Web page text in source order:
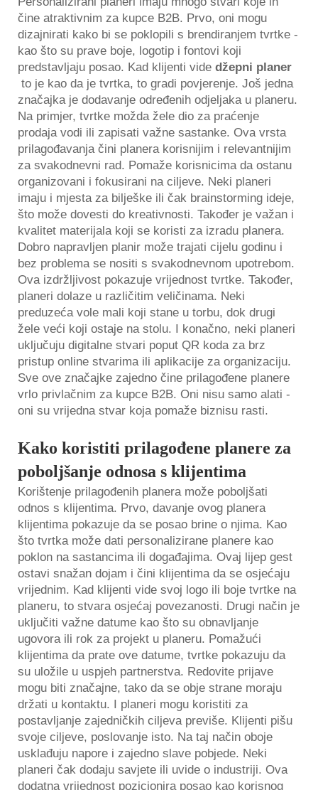
čine atraktivnim za kupce B2B. Prvo, oni mogu
dizajnirati kako bi se poklopili s brendiranjem tvrtke -
kao što su prave boje, logotip i fontovi koji
predstavljaju posao. Kad klijenti vide džepni planer
to je kao da je tvrtka, to gradi povjerenje. Još jedna
značajka je dodavanje određenih odjeljaka u planeru.
Na primjer, tvrtke možda žele dio za praćenje
prodaja vodi ili zapisati važne sastanke. Ova vrsta
prilagođavanja čini planera korisnijim i relevantnijim
za svakodnevni rad. Pomaže korisnicima da ostanu
organizovani i fokusirani na ciljeve. Neki planeri
imaju i mjesta za bilješke ili čak brainstorming ideje,
što može dovesti do kreativnosti. Također je važan i
kvalitet materijala koji se koristi za izradu planera.
Dobro napravljen planir može trajati cijelu godinu i
bez problema se nositi s svakodnevnom upotrebom.
Ova izdržljivost pokazuje vrijednost tvrtke. Također,
planeri dolaze u različitim veličinama. Neki
preduzeća vole mali koji stane u torbu, dok drugi
žele veći koji ostaje na stolu. I konačno, neki planeri
uključuju digitalne stvari poput QR koda za brz
pristup online stvarima ili aplikacije za organizaciju.
Sve ove značajke zajedno čine prilagođene planere
vrlo privlačnim za kupce B2B. Oni nisu samo alati -
oni su vrijedna stvar koja pomaže biznisu rasti.
Kako koristiti prilagođene planere za
poboljšanje odnosa s klijentima
Korištenje prilagođenih planera može poboljšati
odnos s klijentima. Prvo, davanje ovog planera
klijentima pokazuje da se posao brine o njima. Kao
što tvrtka može dati personalizirane planere kao
poklon na sastancima ili događajima. Ovaj lijep gest
ostavi snažan dojam i čini klijentima da se osjećaju
vrijednim. Kad klijenti vide svoj logo ili boje tvrtke na
planeru, to stvara osjećaj povezanosti. Drugi način je
uključiti važne datume kao što su obnavljanje
ugovora ili rok za projekt u planeru. Pomažući
klijentima da prate ove datume, tvrtke pokazuju da
su uložile u uspjeh partnerstva. Redovite prijave
mogu biti značajne, tako da se obje strane moraju
držati u kontaktu. I planeri mogu koristiti za
postavljanje zajedničkih ciljeva previše. Klijenti pišu
svoje ciljeve, poslovanje isto. Na taj način oboje
usklađuju napore i zajedno slave pobjede. Neki
planeri čak dodaju savjete ili uvide o industriji. Ova
dodatna vrijednost pozicionira posao kao korisnog